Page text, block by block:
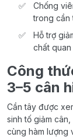
Chống
trong cần
Hỗ trợ
chất
Công
3–5 cân
Cần tây được
sinh tố giảm
cùng hàm lượng